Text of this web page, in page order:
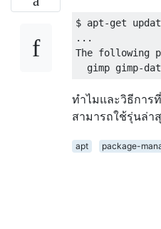
$ apt-get
...
The following
ทำไมและวิธีการ
สามารถใช้รุ่นล่
apt
package-